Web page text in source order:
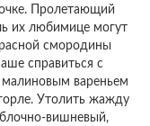
Пролетающий
их любимице могут
смородины
справиться с
вареньем
Утолить жажду
вишневый,